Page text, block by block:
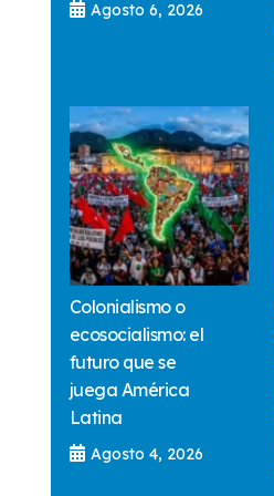
Agosto 6, 2026
Colonialismo o
ecosocialismo: el
futuro que se
juega América
Latina
Agosto 4, 2026